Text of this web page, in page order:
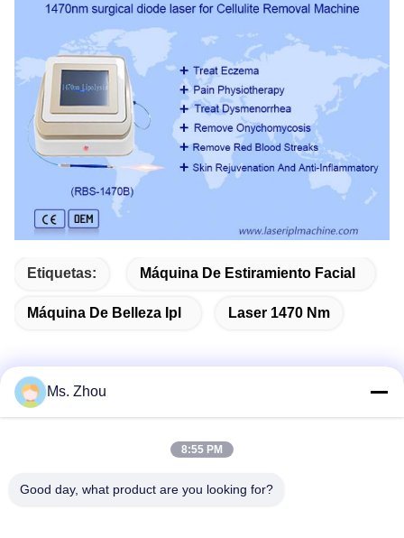
Etiquetas: Máquina De Estiramiento Facial
Máquina De Belleza Ipl Laser 1470 Nm
Camino de No.58 Dazhuang, calle de TianGongYuan,
Ms. Zhou
8:55 PM
Good day, what product are you looking for?